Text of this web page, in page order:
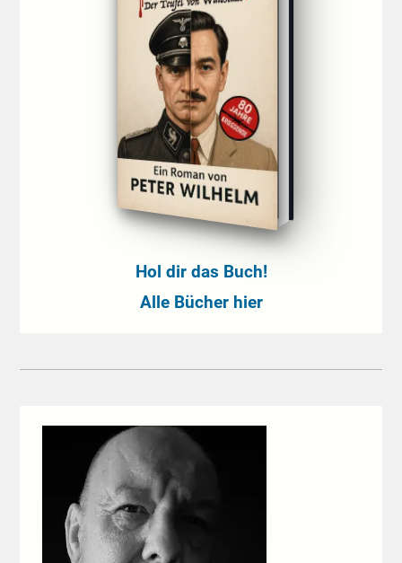
Hol dir das Buch!
Alle Bücher hier